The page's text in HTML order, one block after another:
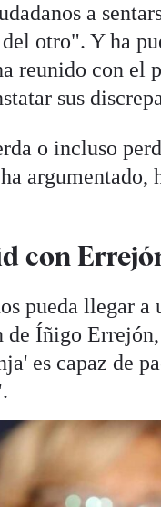
a
otro". Y ha
reunido con el
sus
o incluso
argumentado,
con
pueda llegar a
Íñigo
es capaz de